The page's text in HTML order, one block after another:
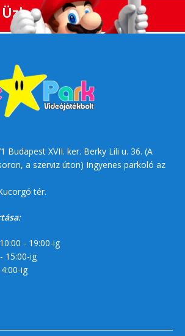
Budapest XVII. ker. Berky Lili u. 36. (A
a szerviz úton) Ingyenes parkoló az
tér.
- 19:00-ig
15:00-ig
ig